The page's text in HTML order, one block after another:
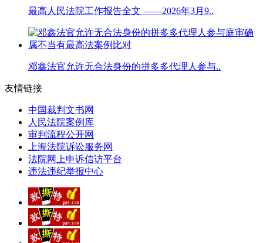
最高人民法院工作报告全文 ——2026年3月9..
邓鑫法官允许无合法身份的拼多多代理人参与..
友情链接
中国裁判文书网
人民法院案例库
审判流程公开网
上海法院诉讼服务网
法院网上申诉信访平台
违法违纪举报中心